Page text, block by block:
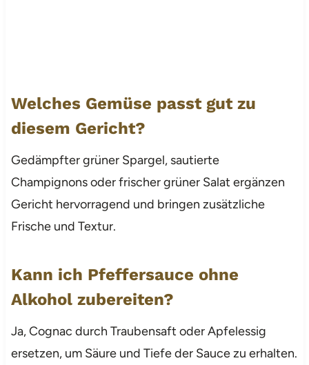
Welches Gemüse passt gut zu
diesem Gericht?
Gedämpfter grüner Spargel, sautierte
Champignons oder frischer grüner Salat ergänzen
Gericht hervorragend und bringen zusätzliche
Frische und Textur.
Kann ich Pfeffersauce ohne
Alkohol zubereiten?
Ja, Cognac durch Traubensaft oder Apfelessig
ersetzen, um Säure und Tiefe der Sauce zu erhalten.